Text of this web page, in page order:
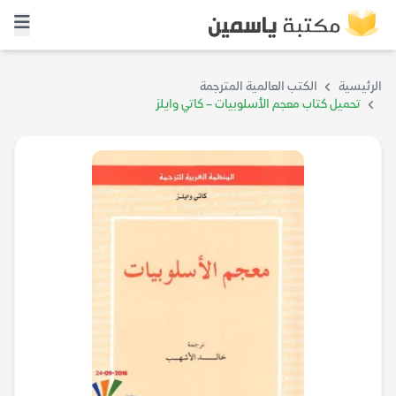
الرئيسية
الكتب العالمية المترجمة
تحميل كتاب معجم الأسلوبيات – كاتي وايلز